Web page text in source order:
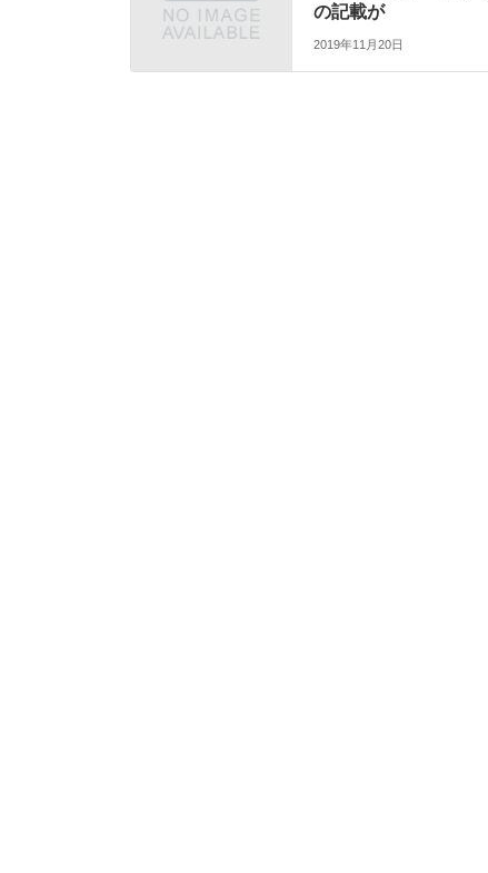
の記載が
2019年11月20日